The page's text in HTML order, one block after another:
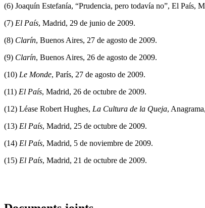
(6) Joaquín Estefanía, “Prudencia, pero todavía no”, El País,
(7) El País, Madrid, 29 de junio de 2009.
(8) Clarín, Buenos Aires, 27 de agosto de 2009.
(9) Clarín, Buenos Aires, 26 de agosto de 2009.
(10) Le Monde, París, 27 de agosto de 2009.
(11) El País, Madrid, 26 de octubre de 2009.
(12) Léase Robert Hughes, La Cultura de la Queja,
(13) El País, Madrid, 25 de octubre de 2009.
(14) El País, Madrid, 5 de noviembre de 2009.
(15) El País, Madrid, 21 de octubre de 2009.